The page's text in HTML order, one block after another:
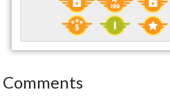
Comments